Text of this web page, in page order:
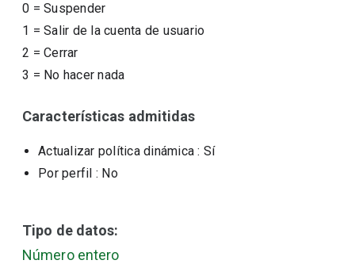
0 =Suspender
1 =Salir de la cuenta de usuario
2 =Cerrar
3 = No hacer nada
Características admitidas
Actualizar política dinámica : Sí
Por perfil : No
Tipo de datos:
Número entero